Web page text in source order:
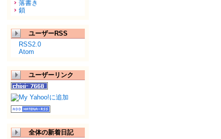
落書き
鎖
ユーザーRSS
RSS2.0
Atom
ユーザーリンク
全体の新着日記